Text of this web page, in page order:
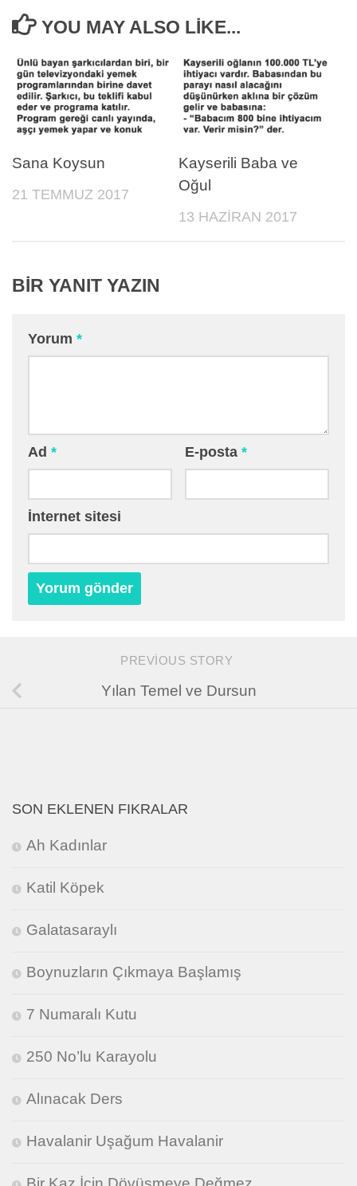
YOU MAY ALSO LIKE...
Sana Koysun
21 TEMMUZ 2017
Kayserili Baba ve
Oğul
13 HAZIRAN 2017
BIR YANIT YAZIN
Yorum *
Ad * E-posta *
İnternet sitesi
PREVIOUS STORY
Yılan Temel ve Dursun
SON EKLENEN FIKRALAR
Ah Kadınlar
Katil Köpek
Galatasaraylı
Boynuzların Çıkmaya Başlamış
7 Numaralı Kutu
250 No’lu Karayolu
Alınacak Ders
Havalanir Uşağum Havalanir